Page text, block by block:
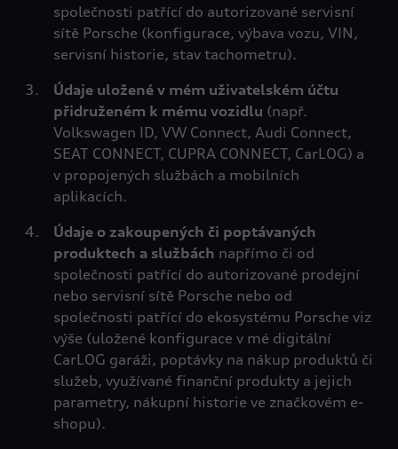
společnosti patřící do autorizované servisní
sítě Porsche (konfigurace, výbava vozu, VIN,
servisní historie, stav tachometru).
Údaje uložené v mém uživatelském účtu
přidruženém k mému vozidlu (např.
Volkswagen ID, VW Connect, Audi Connect,
SEAT CONNECT, CUPRA CONNECT, CarLOG) a
v propojených službách a mobilních
aplikacích.
Údaje o zakoupených či poptávaných
produktech a službách napřímo či od
společnosti patřící do autorizované prodejní
nebo servisní sítě Porsche nebo od
společnosti patřící do ekosystému Porsche viz
výše (uložené konfigurace v mé digitální
CarLOG garáži, poptávky na nákup produktů či
služeb, využívané finanční produkty a jejich
parametry, nákupní historie ve značkovém e-
shopu).